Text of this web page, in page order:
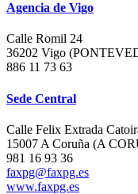
Agencia de Vigo
Calle Romil 24
36202 Vigo
886 11 73 63
Sede Central
Calle Felix Extrada
15007 A Coruña (A
981 16 93 36
faxpg@faxpg.es
www.faxpg.es